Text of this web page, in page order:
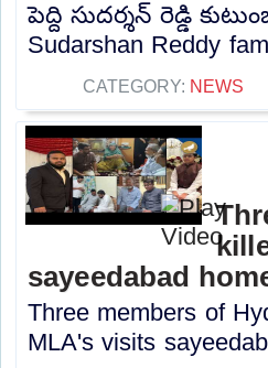
పెద్ది సుదర్శన్ రెడ్డి
Sudarshan Reddy
CATEGORY: NEWS
sayeedabad
Three members of
MLA's visits